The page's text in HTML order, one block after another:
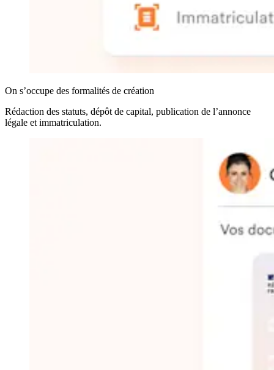
On s’occupe des formalités de création
Rédaction des statuts, dépôt de capital, publication de l’annonce
légale et immatriculation.